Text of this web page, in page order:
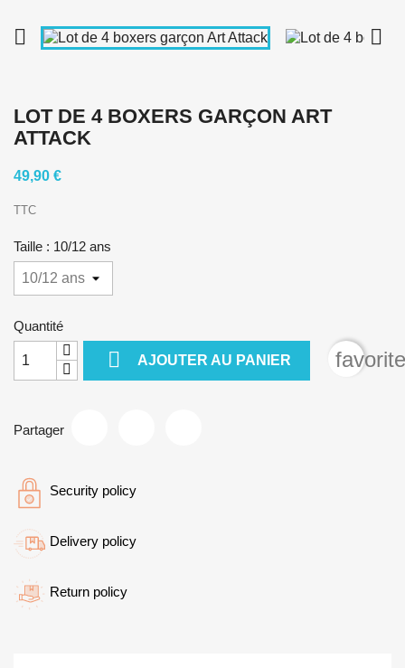
 
LOT DE 4 BOXERS GARÇON ART
ATTACK
49,90 €
TTC
Taille : 10/12 ans
Quantité
 AJOUTER AU PANIER
Partager
Security policy
Delivery policy
Return policy